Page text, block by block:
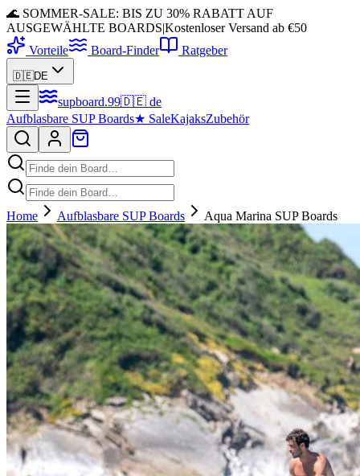
🌊 SOMMER-SALE: BIS ZU 30% RABATT AUF
AUSGEWÄHLTE BOARDS|Kostenloser Versand ab €50
Vorteile
Board-Finder Ratgeber
🇩🇪DE
supboard.99🇩🇪 de
Aufblasbare SUP Boards★ SaleKajaksZubehör
Home Aufblasbare SUP Boards Aqua Marina SUP Boards